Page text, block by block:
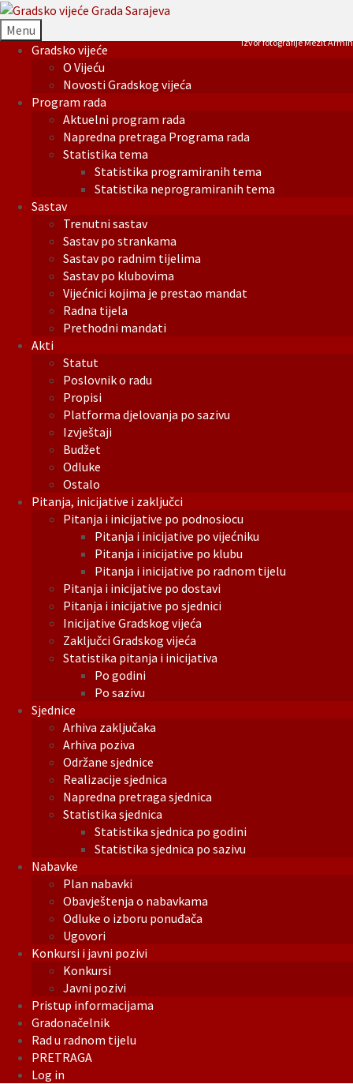
Menu
Gradsko vijeće
O Vijeću
Novosti Gradskog vijeća
Program rada
Aktuelni program rada
Napredna pretraga Programa rada
Statistika tema
Statistika programiranih tema
Statistika neprogramiranih tema
Sastav
Trenutni sastav
Sastav po strankama
Sastav po radnim tijelima
Sastav po klubovima
Vijećnici kojima je prestao mandat
Radna tijela
Prethodni mandati
Akti
Statut
Poslovnik o radu
Propisi
Platforma djelovanja po sazivu
Izvještaji
Budžet
Odluke
Ostalo
Pitanja, inicijative i zaključci
Pitanja i inicijative po podnosiocu
Pitanja i inicijative po vijećniku
Pitanja i inicijative po klubu
Pitanja i inicijative po radnom tijelu
Pitanja i inicijative po dostavi
Pitanja i inicijative po sjednici
Inicijative Gradskog vijeća
Zaključci Gradskog vijeća
Statistika pitanja i inicijativa
Po godini
Po sazivu
Sjednice
Arhiva zaključaka
Arhiva poziva
Održane sjednice
Realizacije sjednica
Napredna pretraga sjednica
Statistika sjednica
Statistika sjednica po godini
Statistika sjednica po sazivu
Nabavke
Plan nabavki
Obavještenja o nabavkama
Odluke o izboru ponuđača
Ugovori
Konkursi i javni pozivi
Konkursi
Javni pozivi
Pristup informacijama
Gradonačelnik
Rad u radnom tijelu
PRETRAGA
Log in
Izvor fotografije Mezit Armin